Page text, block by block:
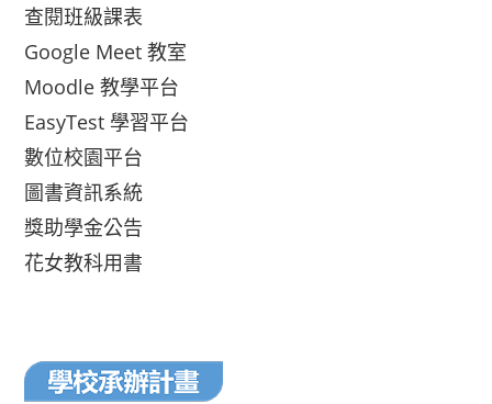
查閱班級課表
Google Meet 教室
Moodle 教學平台
EasyTest 學習平台
數位校園平台
圖書資訊系統
獎助學金公告
花女教科用書